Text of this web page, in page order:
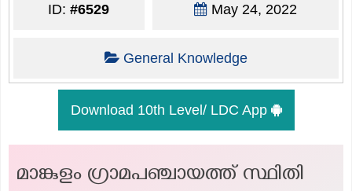
ID:#6529 May 24, 2022
General Knowledge
Download 10th Level/ LDC App
മാങ്കുളം ഗ്രാമപഞ്ചായത്ത് സ്ഥിതി